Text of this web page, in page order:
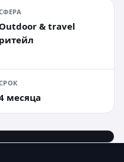
Outdoor & travel
ритейл
месяца